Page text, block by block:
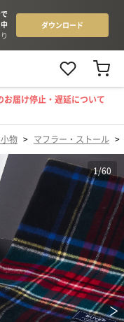
お届け停止・遅延について
物 > マフラー・ストール >
1/60